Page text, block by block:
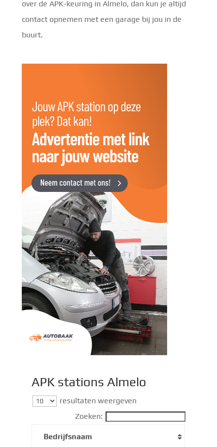
over de APK-keuring in Almelo, dan kun je altijd
contact opnemen met een garage bij jou in de
buurt.
APK stations Almelo
resultaten weergeven
Zoeken:
Bedrijfsnaam